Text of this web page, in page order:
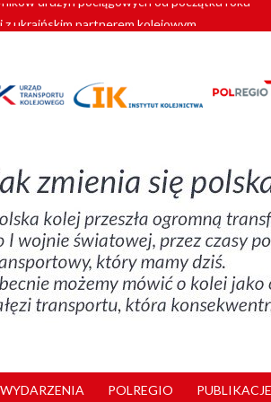
h
nowoczesnych ELF-ów wyjedzie na tory w
drużyn pociągowych od początku roku
WYDARZENIA POLREGIO